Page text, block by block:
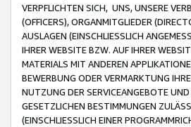
VERPFLICHTEN SICH, UNS, UNSERE
(OFFICERS), ORGANMITGLIEDER
AUSLAGEN (EINSCHLIESSLICH
IHRER WEBSITE BZW. AUF IHRER
MATERIALS MIT ANDEREN
BEWERBUNG ODER VERMARKTUNG
NUTZUNG DER SERVICEANGEBOTE
GESETZLICHEN BESTIMMUNGEN
(EINSCHLIESSLICH EINER